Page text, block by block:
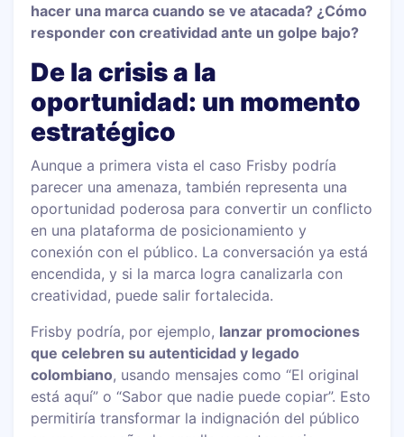
hacer una marca cuando se ve atacada? ¿Cómo
responder con creatividad ante un golpe bajo?
De la crisis a la
oportunidad: un momento
estratégico
Aunque a primera vista el caso Frisby podría
parecer una amenaza, también representa una
oportunidad poderosa para convertir un conflicto
en una plataforma de posicionamiento y
conexión con el público. La conversación ya está
encendida, y si la marca logra canalizarla con
creatividad, puede salir fortalecida.
Frisby podría, por ejemplo, lanzar promociones
que celebren su autenticidad y legado
colombiano, usando mensajes como “El original
está aquí” o “Sabor que nadie puede copiar”. Esto
permitiría transformar la indignación del público